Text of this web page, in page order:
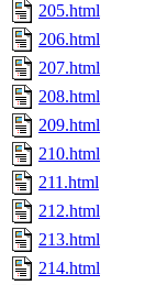
205.html
206.html
207.html
208.html
209.html
210.html
211.html
212.html
213.html
214.html